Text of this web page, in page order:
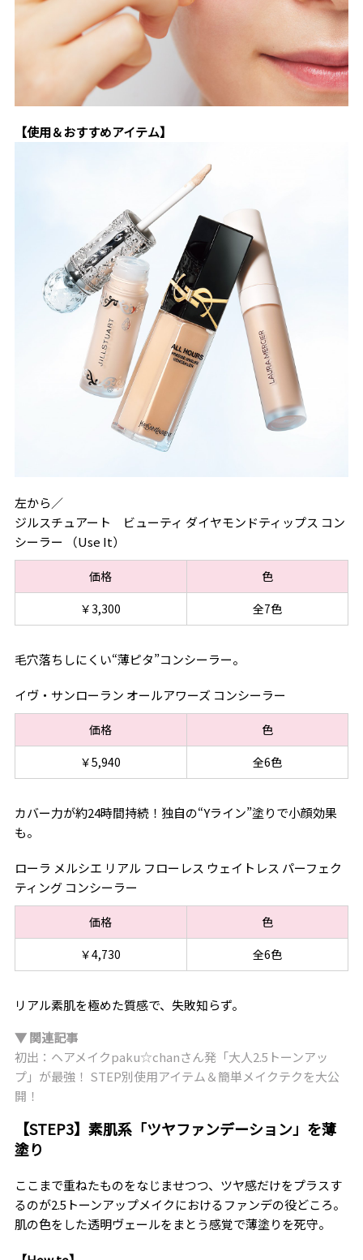
【使用＆おすすめアイテム】
左から／
ジルスチュアート ビューティ ダイヤモンドティップス コン
シーラー （Use It）
価格
色
￥3,300
全7色
毛穴落ちしにくい“薄ピタ”コンシーラー。
イヴ・サンローラン オールアワーズ コンシーラー
価格
色
￥5,940
全6色
カバー力が約24時間持続！独自の“Yライン”塗りで小顔効果
も。
ローラ メルシエ リアル フローレス ウェイトレス パーフェク
ティング コンシーラー
価格
色
￥4,730
全6色
リアル素肌を極めた質感で、失敗知らず。
▼ 関連記事
初出：ヘアメイクpaku☆chanさん発「大人2.5トーンアッ
プ」が最強！ STEP別使用アイテム＆簡単メイクテクを大公
開！
【STEP3】素肌系「ツヤファンデーション」を薄
塗り
ここまで重ねたものをなじませつつ、ツヤ感だけをプラスす
るのが2.5トーンアップメイクにおけるファンデの役どころ。
肌の色をした透明ヴェールをまとう感覚で薄塗りを死守。